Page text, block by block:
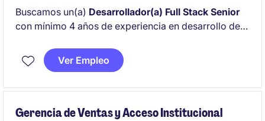
Buscamos un(a) Desarrollador(a) Full Stack Senior
con mínimo 4 años de experiencia en desarrollo de
aplicaciones escalables bajo altos estándares de
calidad, trabajando en entornos ágiles y
Ver Empleo
Gerencia de Ventas y Acceso Institucional